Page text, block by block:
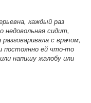
каждый раз
недовольная сидит,
с врачом,
постоянно ей что-то
напишу жалобу или